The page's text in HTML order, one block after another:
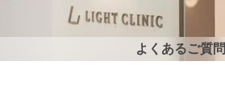
よくあるご質問